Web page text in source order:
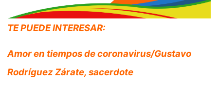
TE PUEDE INTERESAR:
Amor en tiempos de coronavirus/Gustavo
Rodríguez Zárate, sacerdote